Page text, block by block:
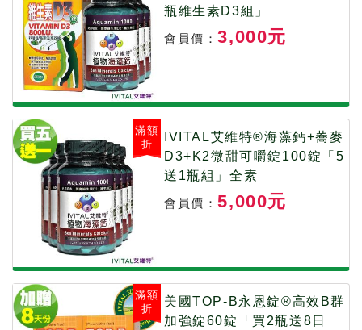
瓶維生素D3組」
會員價：3,000元
滿額
折
IVITAL艾維特®海藻鈣+蕎麥
D3+K2微甜可嚼錠100錠「5
送1瓶組」全素
會員價：5,000元
滿額
折
美國TOP-B永恩錠®高效B群
加強錠60錠「買2瓶送8日